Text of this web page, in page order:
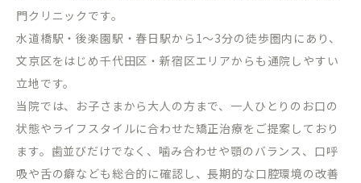
門クリニックです。
水道橋駅・後楽園駅・春日駅から 1～3分の徒歩圏内にあり、
文京区をはじめ千代田区・新宿区エリアからも通院しやすい
立地です。
当院では、お子さまから大人の方まで、一人ひとりのお口の
状態やライフスタイルに合わせた矯正治療をご提案しており
ます。歯並びだけでなく、噛み合わせや顎のバランス、口呼
吸や舌の癖なども総合的に確認し、長期的な口腔環境の改善